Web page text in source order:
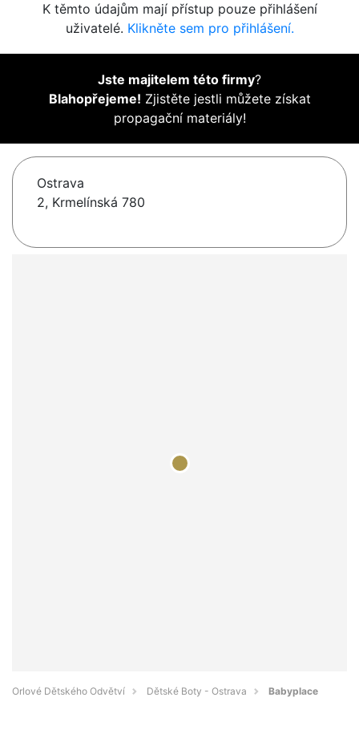
K těmto údajům mají přístup pouze přihlášení
uživatelé. Klikněte sem pro přihlášení.
Jste majitelem této firmy?
Blahopřejeme! Zjistěte jestli můžete získat
propagační materiály!
Ostrava
2, Krmelínská 780
Orlové Dětského Odvětví Dětské Boty - Ostrava Babyplace